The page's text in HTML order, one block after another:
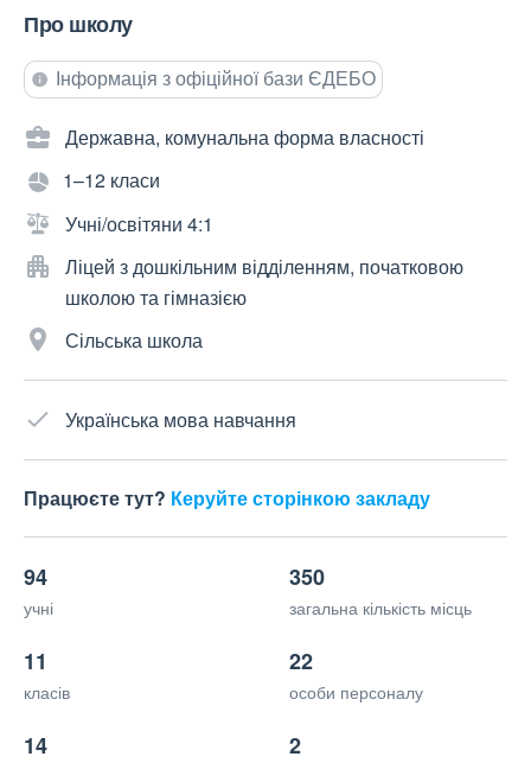
Про школу
Інформація з офіційної бази ЄДЕБО
Державна, комунальна форма власності
1–12 класи
Учні/освітяни 4:1
Ліцей з дошкільним відділенням, початковою
школою та гімназією
Сільська школа
Українська мова навчання
Працюєте тут? Керуйте сторінкою закладу
94
учні
350
загальна кількість місць
11
класів
22
особи персоналу
14 2